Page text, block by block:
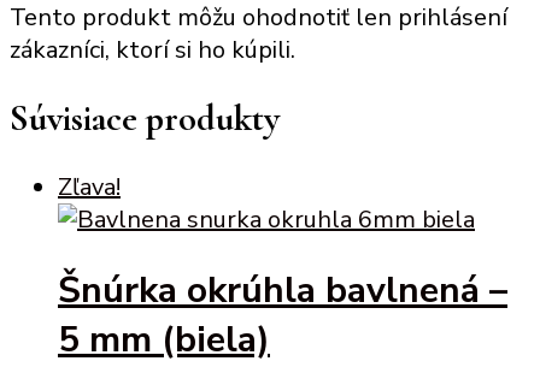
Tento produkt môžu ohodnotiť len prihlásení
zákazníci, ktorí si ho kúpili.
Súvisiace produkty
Zľava!
Šnúrka okrúhla bavlnená –
5 mm (biela)